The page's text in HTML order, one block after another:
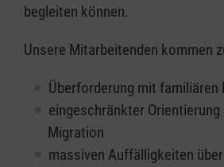
begleiten können.
Unsere Mitarbeitenden kommen
Überforderung mit familiären
eingeschränkter Orientierung
Migration
massiven Auffälligkeiten